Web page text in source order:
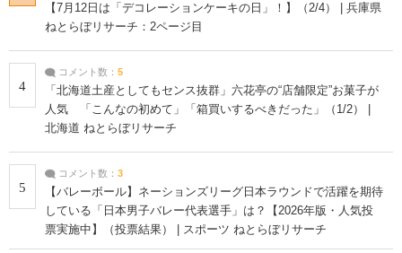
【7月12日は「デコレーションケーキの日」！】（2/4） | 兵庫県
ねとらぼリサーチ：2ページ目
4
コメント数： 5
「北海道土産としてもセンス抜群」六花亭の“店舗限定”お菓子が
人気 「こんなの初めて」「箱買いするべきだった」（1/2） |
北海道 ねとらぼリサーチ
5
コメント数： 3
【バレーボール】ネーションズリーグ日本ラウンドで活躍を期待
している「日本男子バレー代表選手」は？【2026年版・人気投
票実施中】（投票結果） | スポーツ ねとらぼリサーチ